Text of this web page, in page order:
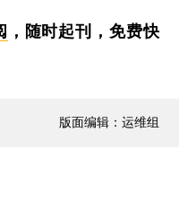
，随时起刊，免费快
版面编辑：运维组